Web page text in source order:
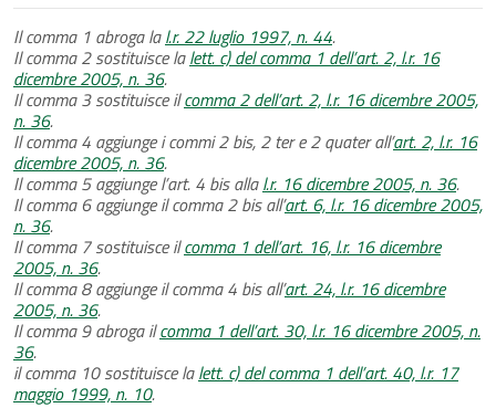
Il comma 1 abroga lal.r. 22 luglio 1997, n. 44.
Il comma 2 sostituisce lalett. c) del comma 1 dell’art. 2, l.r. 16
dicembre 2005, n. 36.
Il comma 3 sostituisce ilcomma 2 dell’art. 2, l.r. 16 dicembre 2005,
n. 36.
Il comma 4 aggiunge i commi 2 bis, 2 ter e 2 quater all’art. 2, l.r. 16
dicembre 2005, n. 36.
Il comma 5 aggiunge l’art. 4 bis allal.r. 16 dicembre 2005, n. 36.
Il comma 6 aggiunge il comma 2 bis all’art. 6, l.r. 16 dicembre 2005,
n. 36.
Il comma 7 sostituisce ilcomma 1 dell’art. 16, l.r. 16 dicembre
2005, n. 36.
Il comma 8 aggiunge il comma 4 bis all’art. 24, l.r. 16 dicembre
2005, n. 36.
Il comma 9 abroga ilcomma 1 dell’art. 30, l.r. 16 dicembre 2005, n.
36.
il comma 10 sostituisce lalett. c) del comma 1 dell’art. 40, l.r. 17
maggio 1999, n. 10.